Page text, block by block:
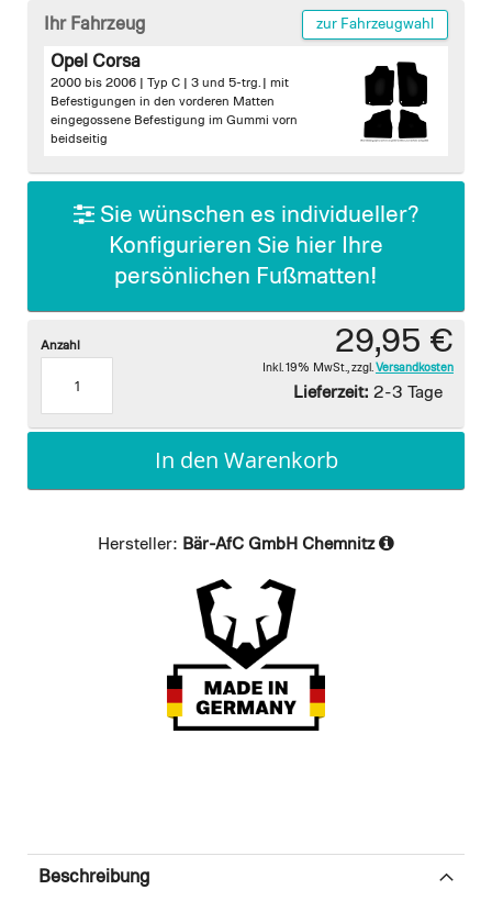
beginning
images
Ihr Fahrzeug zur Fahrzeugwahl
Opel Corsa
2000 bis 2006 | Typ C | 3 und 5-trg. | mit
Befestigungen in den vorderen Matten
eingegossene Befestigung im Gummi vorn
beidseitig
Sie wünschen es individueller?
Konfigurieren Sie hier Ihre
persönlichen Fußmatten!
29,95 €
Inkl. 19% MwSt. zzgl. Versandkosten
Lieferzeit: 2-3 Tage
Anzahl
In den Warenkorb
Hersteller: Bär-AfC GmbH Chemnitz
Beschreibung